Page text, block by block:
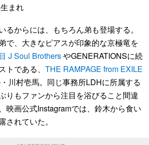
まれ
るからには、もちろん弟も登場する。
で、大きなピアスが印象的な京極竜を
J Soul BrothersやGENERATIONSに続
トである、 THE RAMPAGE from EXILE
川村壱馬。同じ事務所LDHに所属する
りもファンから注目を浴びること間違
映画公式Instagramでは、鈴木から食い
されていた。